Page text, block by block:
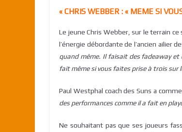
« CHRIS WEBBER : « MEME SI
Le jeune Chris Webber, sur le terrain
l’énergie débordante de l’ancien ailier
quand même. Il faisait des fadeaway et
fait même si vous faites prise à trois sur
Paul Westphal coach des Suns a
des performances comme il a fait en
Ne souhaitant pas que ses joueurs